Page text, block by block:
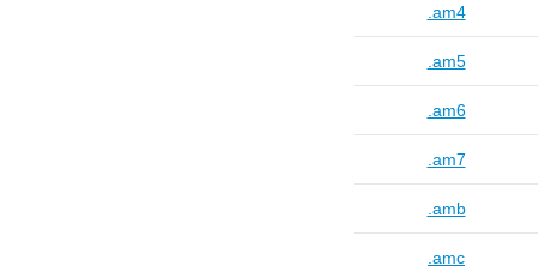
.am4
.am5
.am6
.am7
.amb
.amc